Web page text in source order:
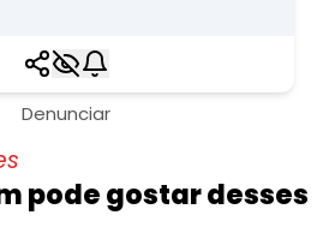
Denunciar
pode gostar desses